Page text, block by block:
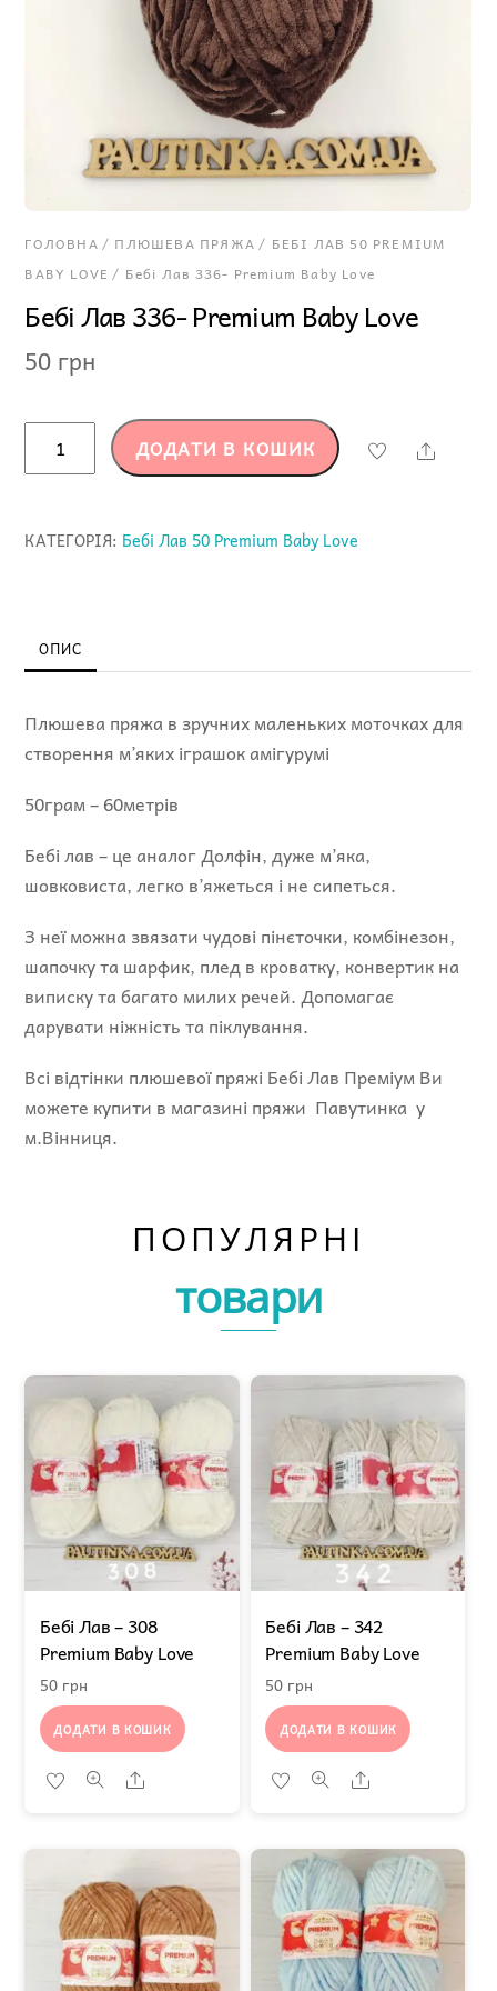
ГОЛОВНА/ ПЛЮШЕВА ПРЯЖА / БЕБІ ЛАВ 50 PREMIUM
BABY LOVE / Бебі Лав 336- Premium Baby Lovе
Бебі Лав 336- Premium Baby Lovе
50 грн
Baby
ДОДАТИ В КОШИК Share
КАТЕГОРІЯ: Бебі Лав 50 Premium Baby Love
ОПИС
Плюшева пряжа в зручних маленьких моточках для
створення м’яких іграшок амігурумі
50грам – 60метрів
Бебі лав – це аналог Долфін, дуже м’яка,
шовковиста, легко в’яжеться і не сипеться.
З неї можна звязати чудові пінєточки, комбінезон,
шапочку та шарфик, плед в кроватку, конвертик на
виписку та багато милих речей. Допомагає
дарувати ніжність та піклування.
Всі відтінки плюшевої пряжі Бебі Лав Преміум Ви
можете купити в магазині пряжи Павутинка у
м.Вінниця.
ПОПУЛЯРНІ
товари
Бебі Лав – 308
Premium Baby Love
50 грн
ДОДАТИ В КОШИК
Share
Бебі Лав – 342
Premium Baby Love
50 грн
ДОДАТИ В КОШИК
Share